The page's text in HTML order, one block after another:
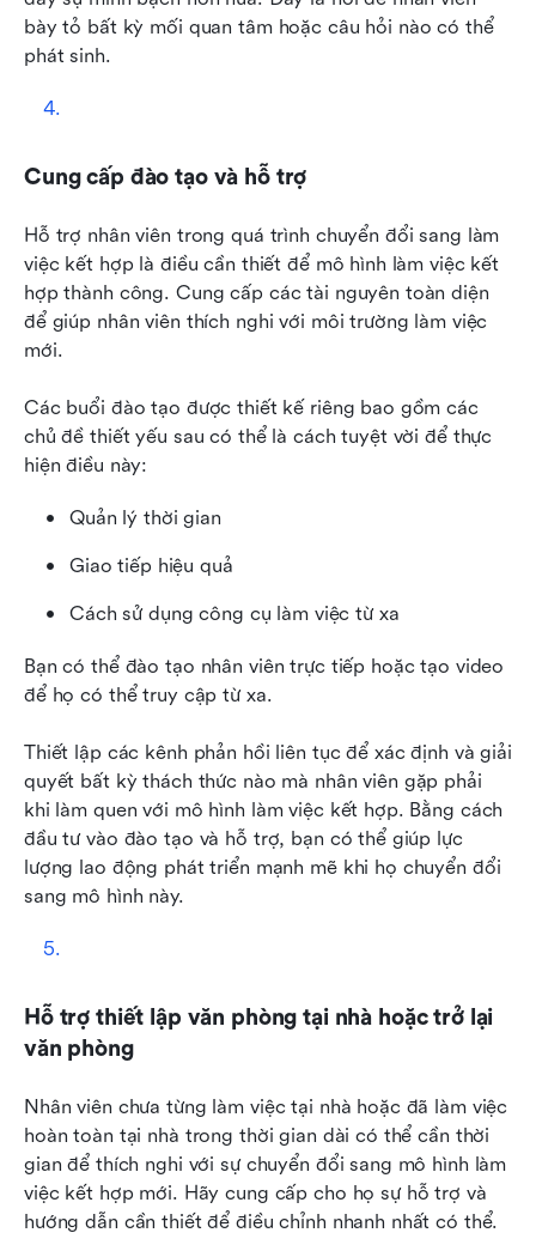
bày tỏ bất kỳ mối quan tâm hoặc câu hỏi nào có thể
phát sinh.
Cung cấp đào tạo và hỗ trợ
Hỗ trợ nhân viên trong quá trình chuyển đổi sang làm
việc kết hợp là điều cần thiết để mô hình làm việc kết
hợp thành công. Cung cấp các tài nguyên toàn diện
để giúp nhân viên thích nghi với môi trường làm việc
mới.
Các buổi đào tạo được thiết kế riêng bao gồm các
chủ đề thiết yếu sau có thể là cách tuyệt vời để thực
hiện điều này:
Quản lý thời gian
Giao tiếp hiệu quả
Cách sử dụng công cụ làm việc từ xa
Bạn có thể đào tạo nhân viên trực tiếp hoặc tạo video
để họ có thể truy cập từ xa.
Thiết lập các kênh phản hồi liên tục để xác định và giải
quyết bất kỳ thách thức nào mà nhân viên gặp phải
khi làm quen với mô hình làm việc kết hợp. Bằng cách
đầu tư vào đào tạo và hỗ trợ, bạn có thể giúp lực
lượng lao động phát triển mạnh mẽ khi họ chuyển đổi
sang mô hình này.
Hỗ trợ thiết lập văn phòng tại nhà hoặc trở lại
văn phòng
Nhân viên chưa từng làm việc tại nhà hoặc đã làm việc
hoàn toàn tại nhà trong thời gian dài có thể cần thời
gian để thích nghi với sự chuyển đổi sang mô hình làm
việc kết hợp mới. Hãy cung cấp cho họ sự hỗ trợ và
hướng dẫn cần thiết để điều chỉnh nhanh nhất có thể.